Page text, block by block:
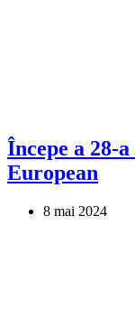
Începe a 28-
European
8 mai 2024